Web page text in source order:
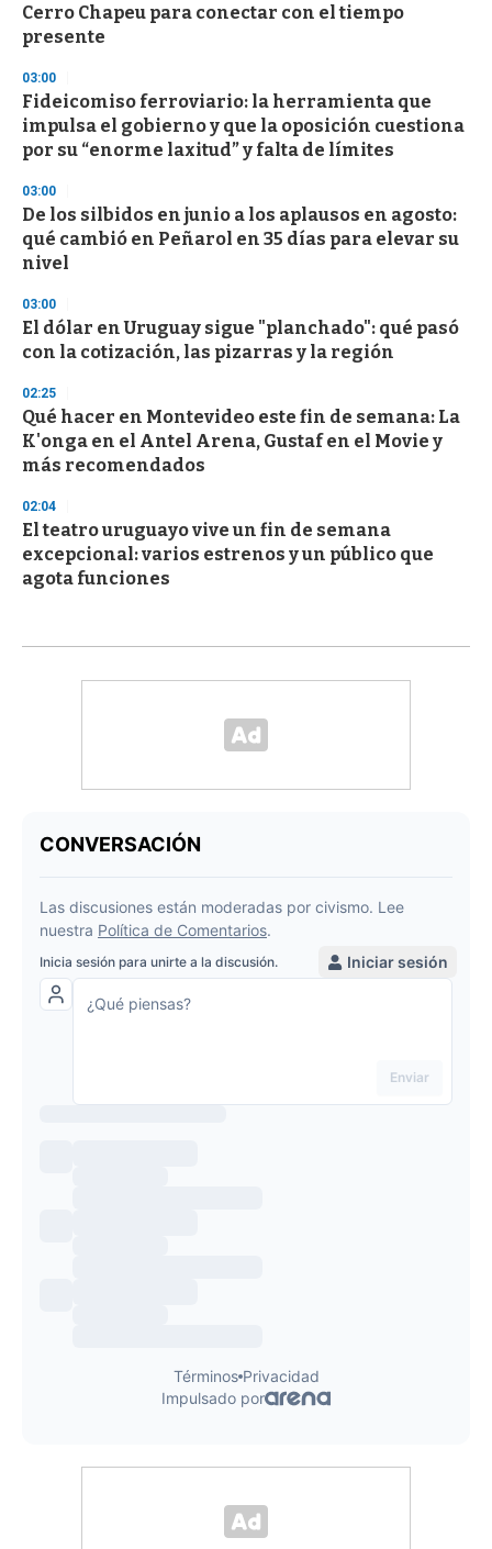
Cerro Chapeu para conectar con el tiempo
presente
03:00
Fideicomiso ferroviario: la herramienta que
impulsa el gobierno y que la oposición cuestiona
por su “enorme laxitud” y falta de límites
03:00
De los silbidos en junio a los aplausos en agosto:
qué cambió en Peñarol en 35 días para elevar su
nivel
03:00
El dólar en Uruguay sigue "planchado": qué pasó
con la cotización, las pizarras y la región
02:25
Qué hacer en Montevideo este fin de semana: La
K'onga en el Antel Arena, Gustaf en el Movie y
más recomendados
02:04
El teatro uruguayo vive un fin de semana
excepcional: varios estrenos y un público que
agota funciones